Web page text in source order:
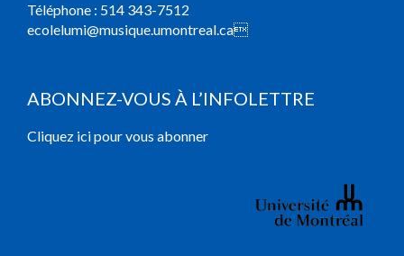
Téléphone : 514 343-7512
ecolelumi@musique.umontreal.ca
ABONNEZ-VOUS À L’INFOLETTRE
Cliquez ici pour vous abonner